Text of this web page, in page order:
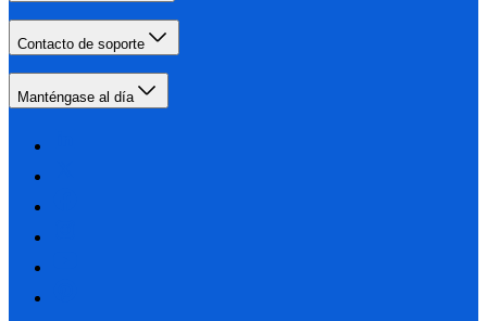
Contacto de soporte
Manténgase al día